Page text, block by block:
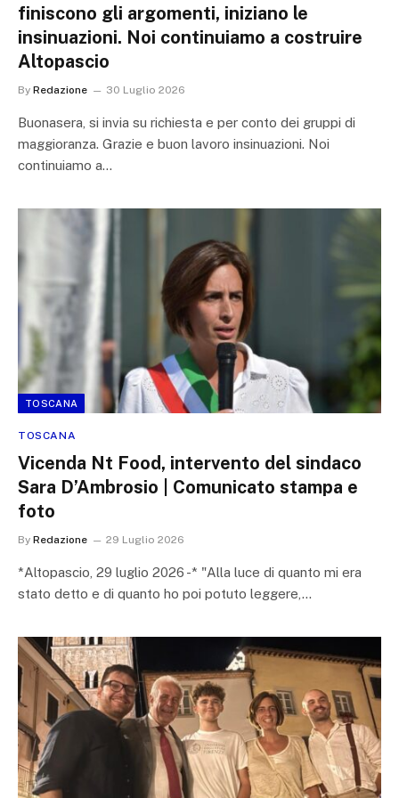
finiscono gli argomenti, iniziano le
insinuazioni. Noi continuiamo a costruire
Altopascio
By Redazione 30 Luglio 2026
Buonasera, si invia su richiesta e per conto dei gruppi di
maggioranza. Grazie e buon lavoro insinuazioni. Noi
continuiamo a…
TOSCANA
TOSCANA
Vicenda Nt Food, intervento del sindaco
Sara D’Ambrosio | Comunicato stampa e
foto
By Redazione 29 Luglio 2026
*Altopascio, 29 luglio 2026 -* "Alla luce di quanto mi era
stato detto e di quanto ho poi potuto leggere,…